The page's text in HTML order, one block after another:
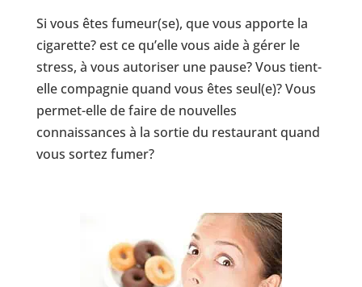
Si vous êtes fumeur(se), que vous apporte la
cigarette? est ce qu’elle vous aide à gérer le
stress, à vous autoriser une pause? Vous tient-
elle compagnie quand vous êtes seul(e)? Vous
permet-elle de faire de nouvelles
connaissances à la sortie du restaurant quand
vous sortez fumer?